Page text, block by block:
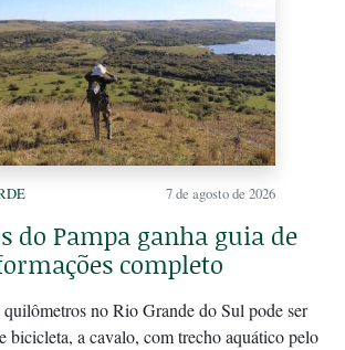
7 de agosto de 2026
do Pampa ganha guia de
completo
no Rio Grande do Sul pode ser
bicicleta, a cavalo, com trecho aquático pelo